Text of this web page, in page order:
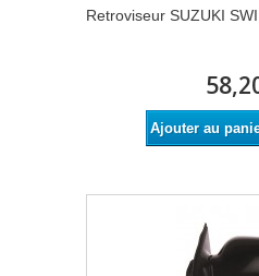
Retroviseur SUZUKI
Ajouter au